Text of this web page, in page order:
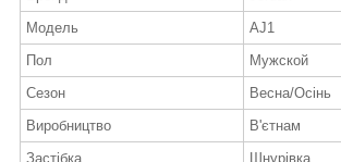
Модель
AJ1
Пол
Мужской
Сезон
Весна/Осінь
Виробництво
В'єтнам
Застібка
Шнурівка